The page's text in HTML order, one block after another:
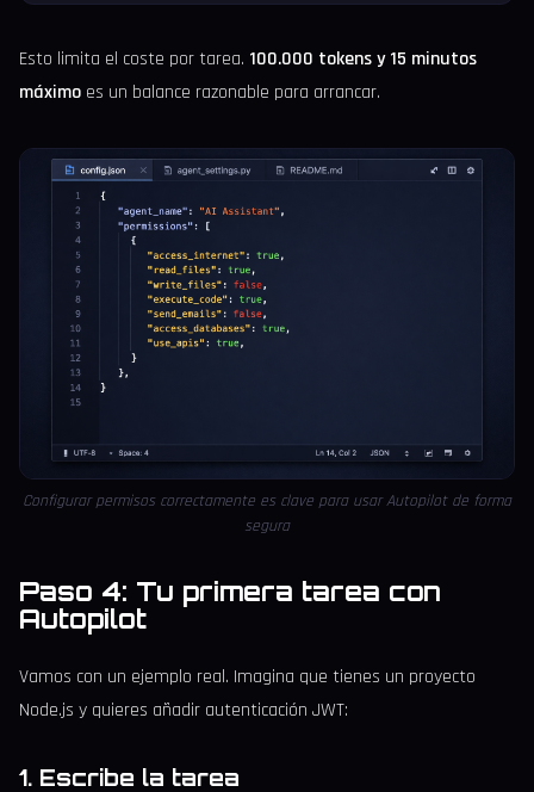
Esto limita el coste por tarea. 100.000 tokens y 15 minutos
máximo es un balance razonable para arrancar.
Configurar permisos correctamente es clave para usar Autopilot de forma
segura
Paso 4: Tu primera tarea con
Autopilot
Vamos con un ejemplo real. Imagina que tienes un proyecto
Node.js y quieres añadir autenticación JWT:
1. Escribe la tarea